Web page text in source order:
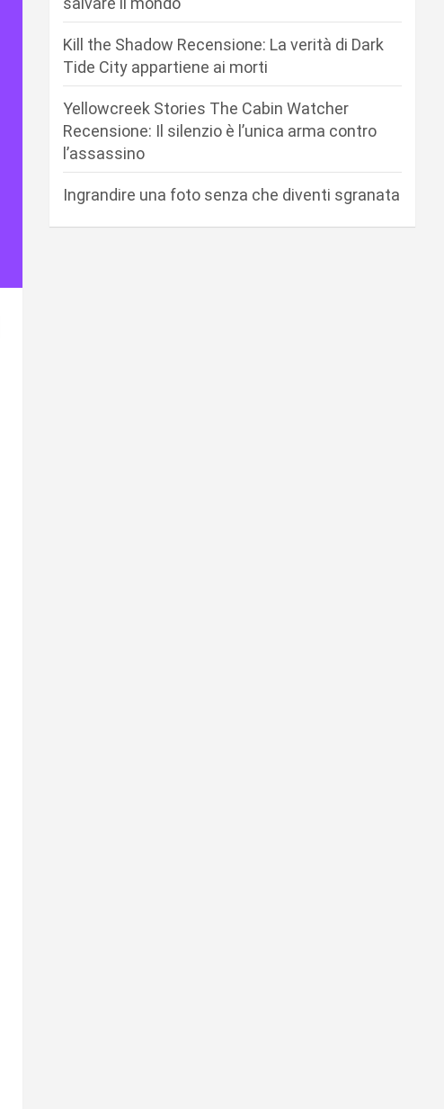
Kill the Shadow Recensione: La verità di Dark
Tide City appartiene ai morti
Yellowcreek Stories The Cabin Watcher
Recensione: Il silenzio è l’unica arma contro
l’assassino
Ingrandire una foto senza che diventi sgranata